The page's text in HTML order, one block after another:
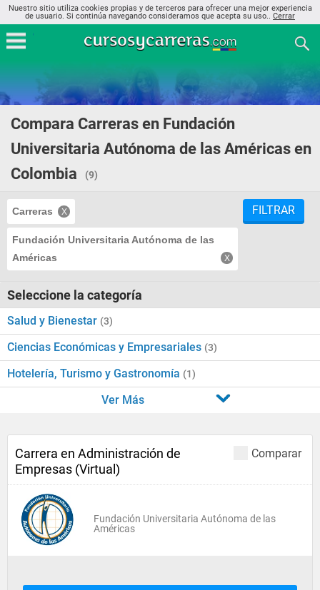
Nuestro sitio utiliza cookies propias y de terceros para ofrecer una mejor experiencia
de usuario. Si continúa navegando consideramos que acepta su uso.. Cerrar
Compara Carreras en Fundación
Universitaria Autónoma de las Américas en
Colombia
(9)
Carreras
Fundación Universitaria Autónoma de las
Américas
FILTRAR
Seleccione la categoría
Salud y Bienestar (3)
Ciencias Económicas y Empresariales (3)
Hotelería, Turismo y Gastronomía (1)
Ver Más
Comparar
Carrera en Administración de
Empresas (Virtual)
Fundación Universitaria Autónoma de las
Américas